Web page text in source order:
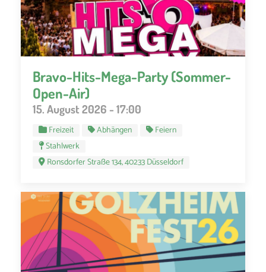
Bravo-Hits-Mega-Party (Sommer-
Open-Air)
15. August 2026 - 17:00
Freizeit Abhängen
Feiern
Stahlwerk
Ronsdorfer Straße 134, 40233 Düsseldorf